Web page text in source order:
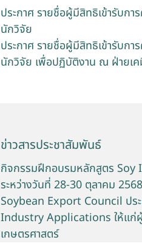
ประกาศ รายชื่อผู้มีสิทธิเข้ารับก
นักวิจัย
ประกาศ รายชื่อผู้มีสิทธิเข้ารับก
นักวิจัย เพื่อปฏิบัติงาน ณ ฝ่ายเค
ข่าวสารประชาสัมพันธ์
กิจกรรมฝึกอบรมหลักสูตร
ระหว่างวันที่ 28-30 ตุลาคม
Soybean Export Council ป
Industry Applications ให้แก่ผู้
เกษตรศาสตร์